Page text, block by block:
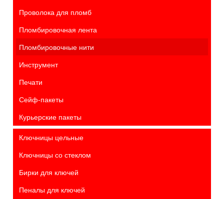
Проволока для пломб
Пломбировочная лента
Пломбировочные нити
Инструмент
Печати
Сейф-пакеты
Курьерские пакеты
Ключницы цельные
Ключницы со стеклом
Бирки для ключей
Пеналы для ключей